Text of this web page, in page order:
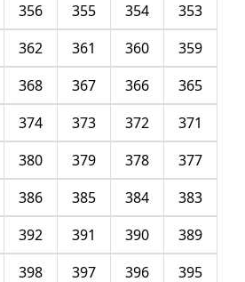
353
354
355
356
359
360
361
362
365
366
367
368
371
372
373
374
377
378
379
380
383
384
385
386
389
390
391
392
395
396
397
398